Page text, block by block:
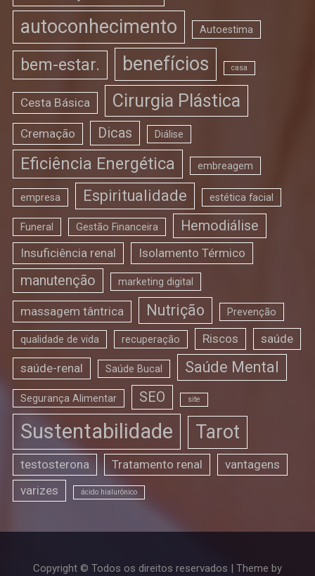
autoconhecimento Autoestima
bem-estar. benefícios casa
Cesta Básica Cirurgia Plástica
Cremação Dicas Diálise
Eficiência Energética embreagem
empresa Espiritualidade estética facial
Funeral Gestão Financeira Hemodiálise
Insuficiência renal Isolamento Térmico
manutenção marketing digital
massagem tântrica Nutrição Prevenção
qualidade de vida recuperação Riscos saúde
saúde-renal Saúde Bucal Saúde Mental
Segurança Alimentar SEO site
Sustentabilidade Tarot
testosterona Tratamento renal
vantagens
varizes
ácido hialurônico
Copyright © Todos os direitos reservados | Theme by